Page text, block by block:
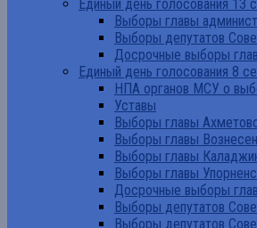
Единый день голосования 13
Выборы главы
Выборы депутатов
Досрочные выборы
Единый день голосования 8
НПА органов МСУ о
Уставы
Выборы главы
Выборы главы
Выборы главы
Выборы главы
Досрочные выборы
Выборы депутатов
Выборы депутатов